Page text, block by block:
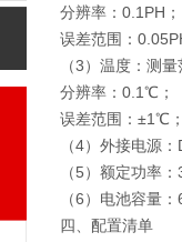
分辨率：0.1PH
误差范围：
（3）温度：测
分辨率：0.1℃；
误差范围：±1℃
（4）外接电源
（5）额定功率
（6）电池容量
四、配置清单